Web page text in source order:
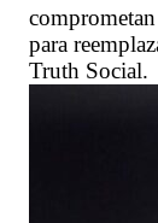
para
Truth Social.